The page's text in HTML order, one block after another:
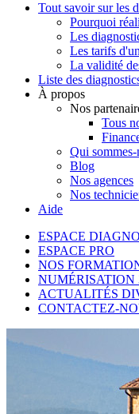
Tout savoir sur les
Pourquoi
Les
Les tarifs
La validité
Liste des
À propos
Nos
Tous
Qui sommes-
Blog
Nos agences
Nos
Aide
ESPACE
ESPACE PRO
NOS
NUMÉRISATION
ACTUALITÉS
CONTACTEZ-